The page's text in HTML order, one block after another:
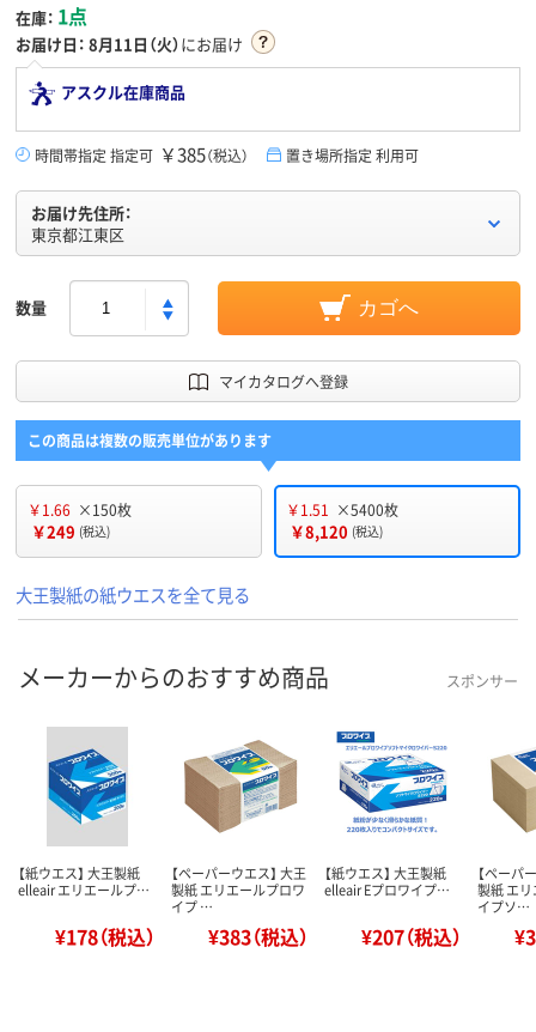
在庫： 1点
お届け日： 8月11日（火）にお届け
アスクル在庫商品
時間帯指定 指定可 ￥385（税込） 置き場所指定 利用可
お届け先住所：
東京都江東区
数量 カゴへ
マイカタログへ登録
この商品は複数の販売単位があります
￥1.66 ×150枚
￥249 (税込)
￥1.51 ×5400枚
￥8,120 (税込)
大王製紙の紙ウエスを全て見る
メーカーからのおすすめ商品 スポンサー
【紙ウエス】 大王製紙
elleair エリエールプ…
¥178（税込）
【ペーパーウエス】 大王
製紙 エリエールプロワ
イプ …
¥383（税込）
【紙ウエス】 大王製紙
elleair Eプロワイプ…
¥207（税込）
【ペーパ
製紙 エ
イプソ…